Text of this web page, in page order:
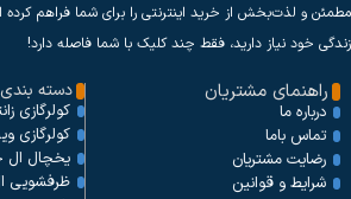
مطمئن و لذت‌بخش از خرید اینترنتی را برای شما فراهم
زندگی خود نیاز دارید، فقط چند کلیک با شما فاصله دارد!
راهنمای مشتریان
درباره ما
تماس باما
رضایت مشتریان
شرایط و قوانین
دسته
کولرگازی
کولرگازی
یخچال ال
ظرفشویی